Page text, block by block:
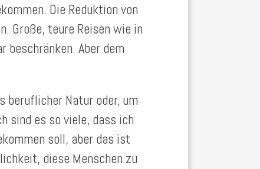
Die Reduktion von
Große, teure Reisen wie in
beschränken. Aber dem
beruflicher Natur oder, um
sind es so viele, dass ich
soll, aber das ist
diese Menschen zu